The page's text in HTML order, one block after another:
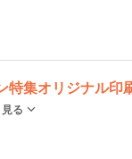
特集オリジナル印
る